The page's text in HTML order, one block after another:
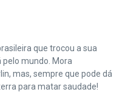
que trocou a sua
pelo mundo. Mora
mas, sempre que pode dá
para matar saudade!